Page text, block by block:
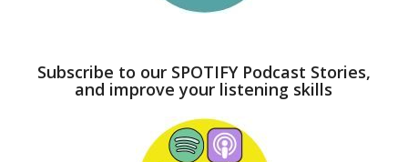
Subscribe to our SPOTIFY Podcast Stories,
and improve your listening skills